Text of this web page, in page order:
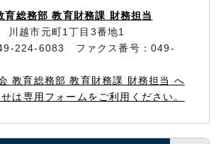
育総務部 教育財務課 財務担当
越市元町1丁目3番地1
224-6083 ファクス番号：049-
教育総務部 教育財務課 財務担当 へ
は専用フォームをご利用ください。